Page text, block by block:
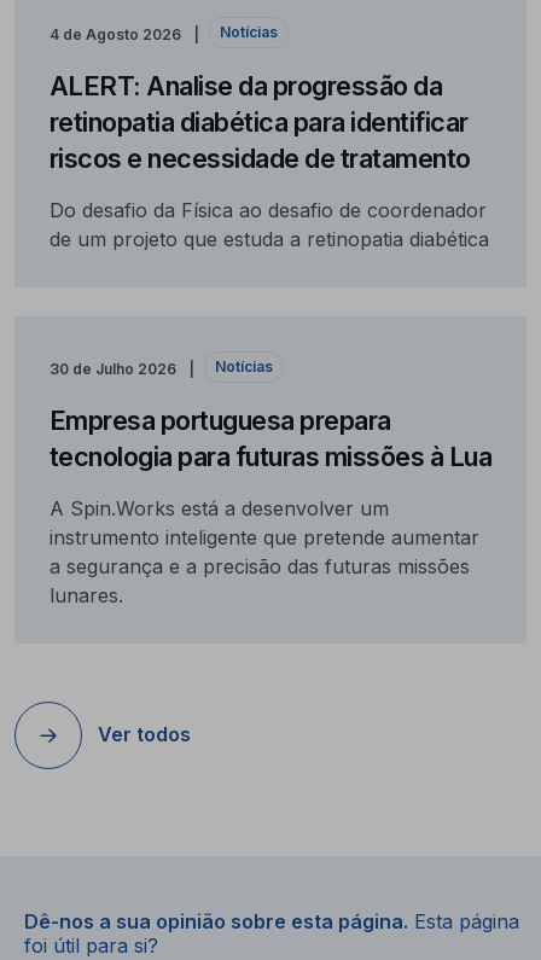
4 de Agosto 2026 Notícias
ALERT: Analise da progressão da
retinopatia diabética para identificar
riscos e necessidade de tratamento
Do desafio da Física ao desafio de coordenador
de um projeto que estuda a retinopatia diabética
30 de Julho 2026 Notícias
Empresa portuguesa prepara
tecnologia para futuras missões à Lua
A Spin.Works está a desenvolver um
instrumento inteligente que pretende aumentar
a segurança e a precisão das futuras missões
lunares.
Ver todos
Dê-nos a sua opinião sobre esta página. Esta página
foi útil para si?